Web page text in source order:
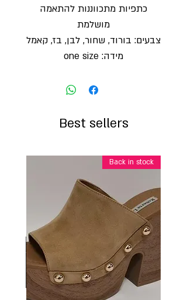
כתפיות מתכווננות להתאמה
מושלמת
צבעים: בורוד, שחור, לבן, בז, קאמל
מידה: one size
Best sellers
Back in stock